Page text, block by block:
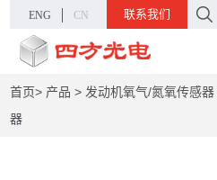
ENG CN 联系我们
首页> 产品 > 发动机氧气/氮氧传感器
器